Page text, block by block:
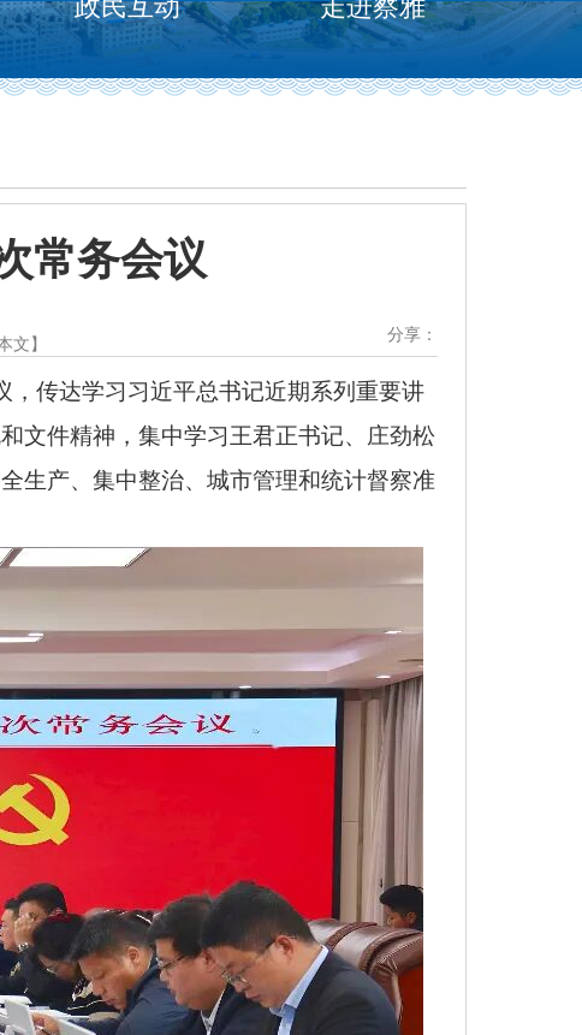
政民互动 走进察雅
常务会议
文】 分享：
，传达学习习近平总书记近期系列重要讲
文件精神，集中学习王君正书记、庄劲松
生产、集中整治、城市管理和统计督察准